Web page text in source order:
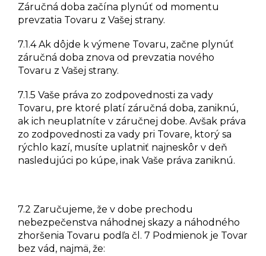
Záručná doba začína plynúť od momentu
prevzatia Tovaru z Vašej strany.
7.1.4 Ak dôjde k výmene Tovaru, začne plynúť
záručná doba znova od prevzatia nového
Tovaru z Vašej strany.
7.1.5 Vaše práva zo zodpovednosti za vady
Tovaru, pre ktoré platí záručná doba, zaniknú,
ak ich neuplatníte v záručnej dobe. Avšak práva
zo zodpovednosti za vady pri Tovare, ktorý sa
rýchlo kazí, musíte uplatniť najneskôr v deň
nasledujúci po kúpe, inak Vaše práva zaniknú.
7.2 Zaručujeme, že v dobe prechodu
nebezpečenstva náhodnej skazy a náhodného
zhoršenia Tovaru podľa čl. 7 Podmienok je Tovar
bez vád, najmä, že: